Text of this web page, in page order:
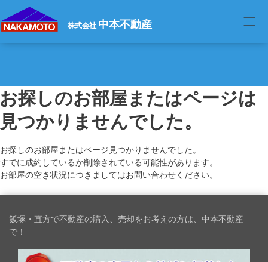
株式会社 中本不動産
お探しのお部屋またはページは
見つかりませんでした。
お探しのお部屋またはページ見つかりませんでした。
すでに成約しているか削除されている可能性があります。
お部屋の空き状況につきましてはお問い合わせください。
飯塚・直方で不動産の購入、売却をお考えの方は、中本不動産
で！